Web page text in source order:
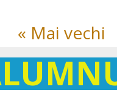
« Mai vechi